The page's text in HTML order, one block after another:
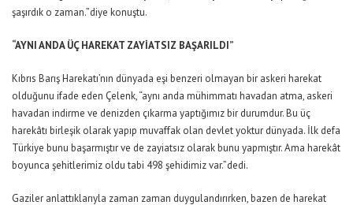
şaşırdık o zaman.”diye konuştu.
“AYNI ANDA ÜÇ HAREKAT ZAYİATSIZ BAŞARILDI”
Kıbrıs Barış Harekatı’nın dünyada eşi benzeri olmayan bir askeri harekat
olduğunu ifade eden Çelenk, “aynı anda mühimmatı havadan atma, askeri
havadan indirme ve denizden çıkarma yaptığımız bir durumdur. Bu üç
harekâtı birleşik olarak yapıp muvaffak olan devlet yoktur dünyada. İlk defa
Türkiye bunu başarmıştır ve de zayiatsız olarak bunu yapmıştır. Ama harekât
boyunca şehitlerimiz oldu tabi 498 şehidimiz var.”dedi.
Gaziler anlattıklarıyla zaman zaman duygulandırırken, bazen de harekat